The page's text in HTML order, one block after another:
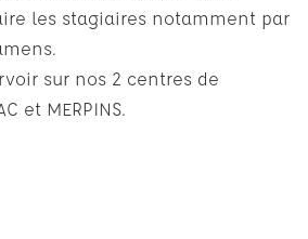
les stagiaires notamment par
sur nos 2 centres de
et MERPINS.